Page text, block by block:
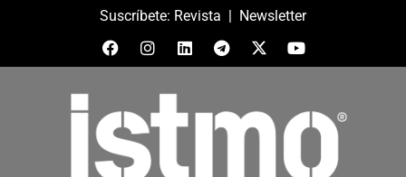
Suscríbete: Revista | Newsletter